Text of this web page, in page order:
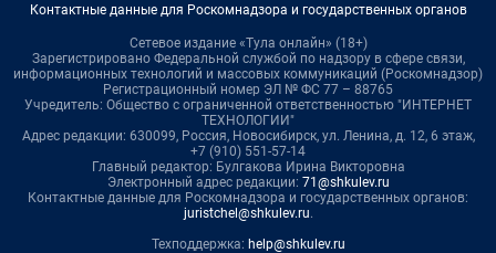
Контактные данные для Роскомнадзора и государственных органов
Сетевое издание «Тула онлайн» (18+)
Зарегистрировано Федеральной службой по надзору в сфере связи,
информационных технологий и массовых коммуникаций (Роскомнадзор)
Регистрационный номер ЭЛ № ФС 77 – 88765
Учредитель: Общество с ограниченной ответственностью "ИНТЕРНЕТ
ТЕХНОЛОГИИ"
Адрес редакции: 630099, Россия, Новосибирск, ул. Ленина, д. 12, 6 этаж,
+7 (910) 551-57-14
Главный редактор: Булгакова Ирина Викторовна
Электронный адрес редакции: 71@shkulev.ru
Контактные данные для Роскомнадзора и государственных органов:
juristchel@shkulev.ru.
Техподдержка: help@shkulev.ru